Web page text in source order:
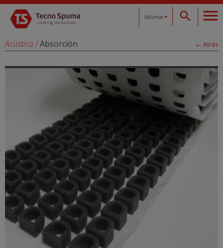
Idioma
Español
Català
Deutsch
Acústica/Absorción ← Atrás